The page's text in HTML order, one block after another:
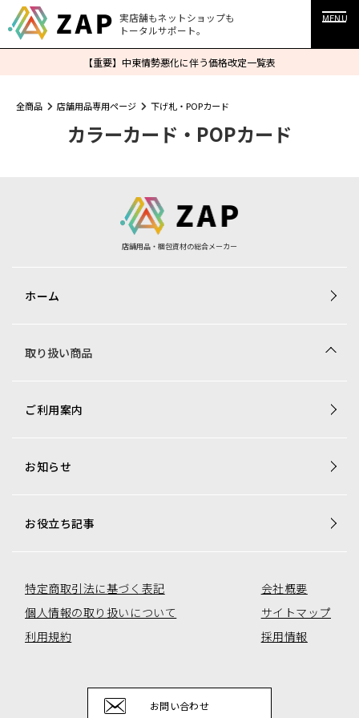
実店舗もネットショップも
トータルサポート。
MENU
【重要】中東情勢悪化に伴う価格改定一覧表
全商品 店舗用品専用ページ 下げ札・POPカード
カラーカード・POPカード
店舗用品・梱包資材の総合メーカー
ホーム
取り扱い商品
商品一覧
トレカ用ショーケース・消耗品
オリジナル商品一覧
ご利用案内
お知らせ
お役立ち記事
特定商取引法に基づく表記
個人情報の取り扱いについて
利用規約
会社概要
サイトマップ
採用情報
お問い合わせ